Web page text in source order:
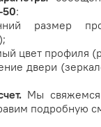
50:
размер
цвет профиля
двери
Мы
подробную